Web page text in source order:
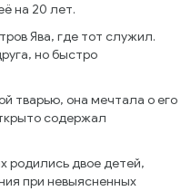
на 20 лет.
Ява, где тот служил.
но быстро
тварью, она мечтала о его
содержал
родились двое детей,
при невыясненных